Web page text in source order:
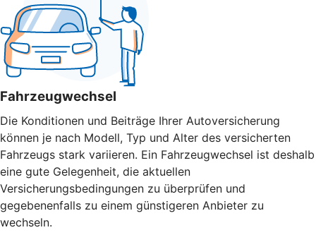
Fahrzeugwechsel
Die Konditionen und Beiträge Ihrer Autoversicherung
können je nach Modell, Typ und Alter des versicherten
Fahrzeugs stark variieren. Ein Fahrzeugwechsel ist deshalb
eine gute Gelegenheit, die aktuellen
Versicherungsbedingungen zu überprüfen und
gegebenenfalls zu einem günstigeren Anbieter zu
wechseln.